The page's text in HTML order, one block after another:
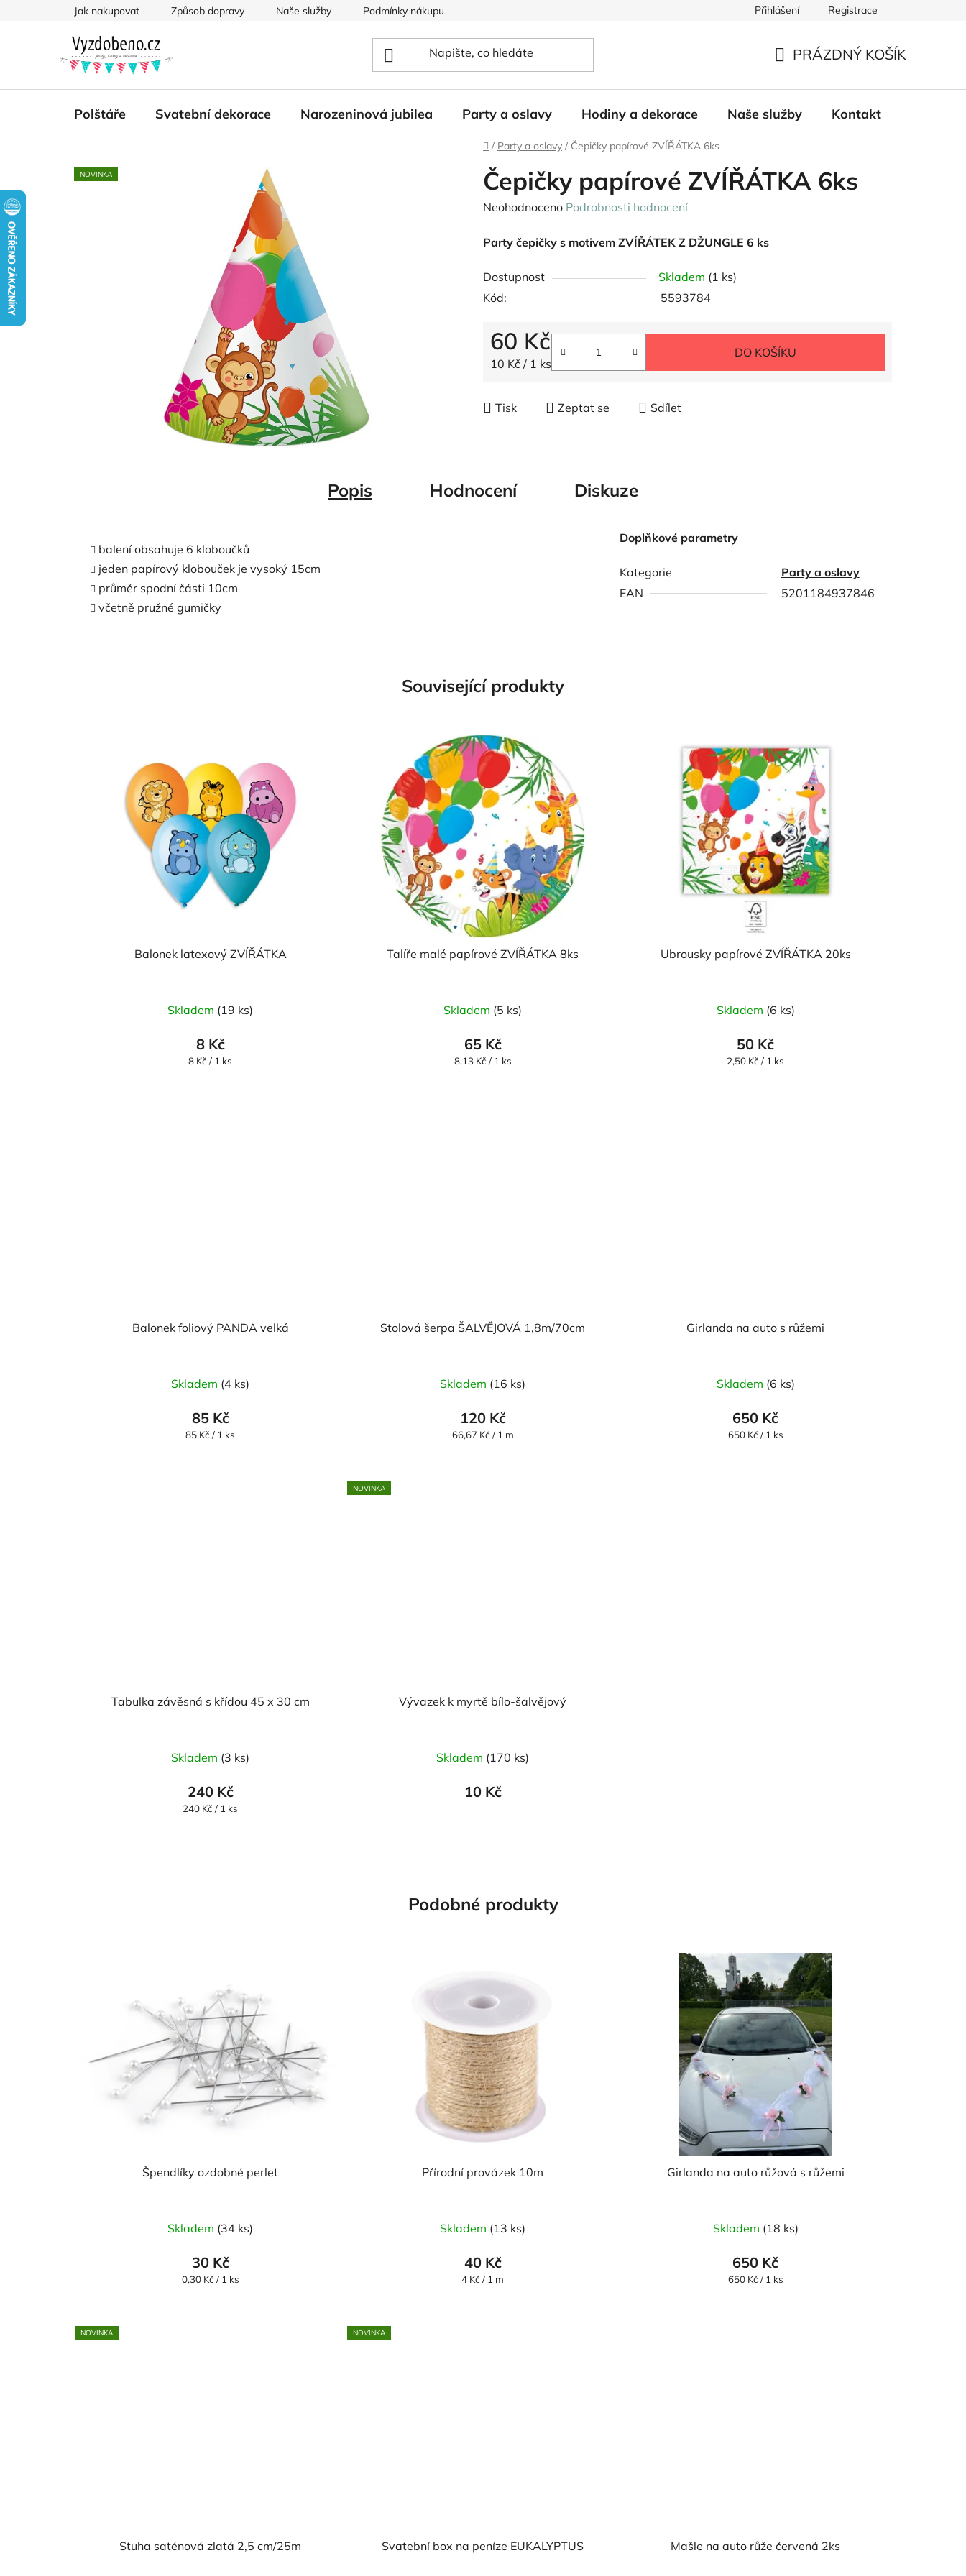
Jak nakupovat Způsob dopravy Naše služby Podmínky nákupu Přihlášení Registrace
KOŠÍK
PRÁZDNÝ KOŠÍK
Polštáře Svatební dekorace Narozeninová jubilea Party a oslavy Hodiny a dekorace Naše služby Kontakt
Domů
/ Party a oslavy / Čepičky papírové ZVÍŘÁTKA 6ks
Čepičky papírové ZVÍŘÁTKA 6ks
Průměrné
produktu
0,0
z
hvězdiček.
Neohodnoceno Podrobnosti hodnocení
Party čepičky s motivem ZVÍŘÁTEK Z DŽUNGLE 6 ks
Dostupnost Skladem (1 ks)
Kód:
5593784
60 Kč
Měrná cena:
10 Kč / 1 ks
DO KOŠÍKU
Tisk Zeptat se Sdílet
NOVINKA
Popis Hodnocení Diskuze
balení obsahuje 6 kloboučků
jeden papírový klobouček je vysoký 15cm
průměr spodní části 10cm
včetně pružné gumičky
Doplňkové parametry
Kategorie
Party a oslavy
EAN
5201184937846
Související produkty
Balonek latexový ZVÍŘÁTKA
Skladem (19 ks)
8 Kč
Měrná
8 Kč / 1 ks
Talíře malé papírové ZVÍŘÁTKA 8ks
Skladem (5 ks)
65 Kč
Měrná
8,13 Kč / 1 ks
Ubrousky papírové ZVÍŘÁTKA 20ks
Skladem (6 ks)
50 Kč
Měrná
2,50 Kč / 1 ks
Balonek foliový PANDA velká
Skladem (4 ks)
85 Kč
Měrná
85 Kč / 1 ks
Stolová šerpa ŠALVĚJOVÁ 1,8m/70cm
Skladem (16 ks)
120 Kč
Měrná
66,67 Kč / 1 m
Girlanda na auto s růžemi
hodnocení
produktu
je
Skladem (6 ks)
650 Kč
Měrná
650 Kč / 1 ks
Tabulka závěsná s křídou 45 x 30 cm
Skladem (3 ks)
240 Kč
Měrná
240 Kč / 1 ks
NOVINKA
Vývazek k myrtě bílo-šalvějový
Skladem (170 ks)
10 Kč
Podobné produkty
Špendlíky ozdobné perleť
Skladem (34 ks)
30 Kč
Měrná
0,30 Kč / 1 ks
Přírodní provázek 10m
Skladem (13 ks)
40 Kč
Měrná
4 Kč / 1 m
Girlanda na auto růžová s růžemi
hodnocení
produktu
je
Skladem (18 ks)
650 Kč
Měrná
650 Kč / 1 ks
NOVINKA
Stuha saténová zlatá 2,5 cm/25m
NOVINKA
Svatební box na peníze EUKALYPTUS Mašle na auto růže červená 2ks